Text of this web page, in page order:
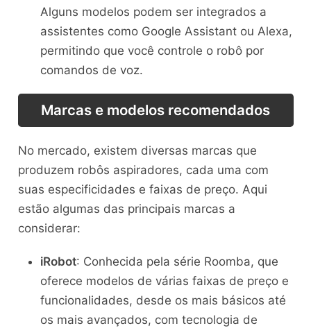
Alguns modelos podem ser integrados a
assistentes como Google Assistant ou Alexa,
permitindo que você controle o robô por
comandos de voz.
Marcas e modelos recomendados
No mercado, existem diversas marcas que
produzem robôs aspiradores, cada uma com
suas especificidades e faixas de preço. Aqui
estão algumas das principais marcas a
considerar:
iRobot: Conhecida pela série Roomba, que
oferece modelos de várias faixas de preço e
funcionalidades, desde os mais básicos até
os mais avançados, com tecnologia de